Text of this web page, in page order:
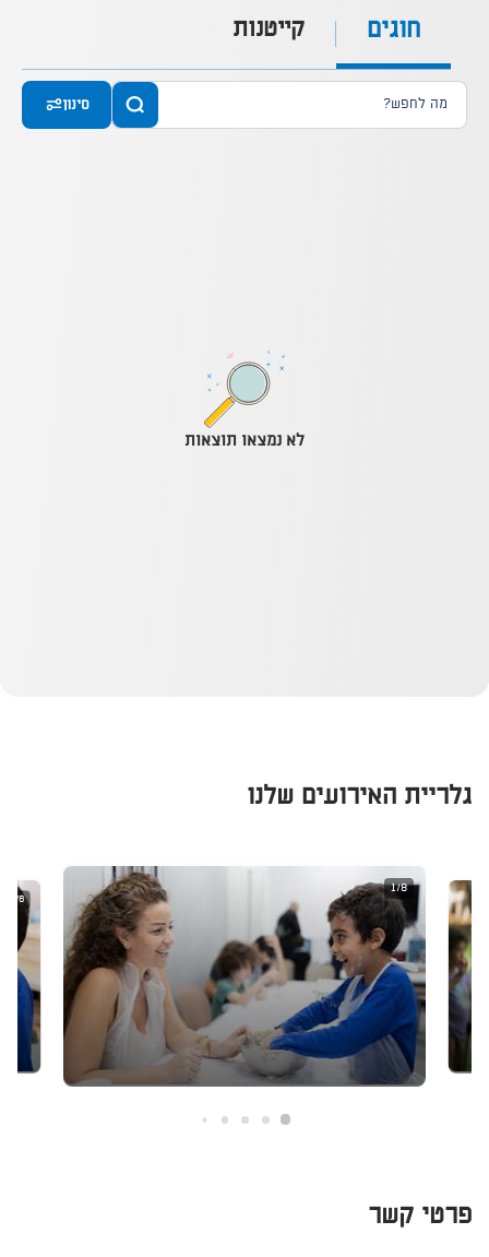
חוגים קייטנות
סינון
לא נמצאו תוצאות
גלריית האירועים שלנו
1/8
2/8
פרטי קשר